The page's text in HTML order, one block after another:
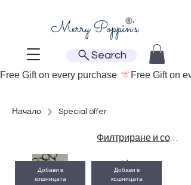
Search
Free Gift on every purchase
Начало Special offer
Филтриране и
Добави в
кошницата
Добави в
кошницата